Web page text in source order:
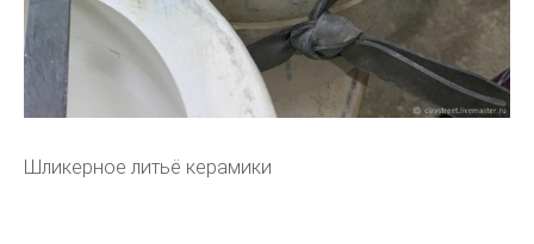
Шликерное литьё керамики